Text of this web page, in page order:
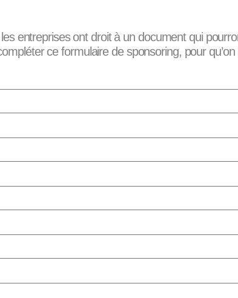
entreprises ont droit à un document qui
ce formulaire de sponsoring, pour